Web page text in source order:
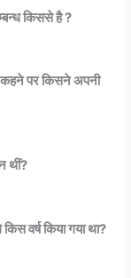
किससे है ?
कहने पर किसने अपनी
थीं?
वर्ष किया गया था?